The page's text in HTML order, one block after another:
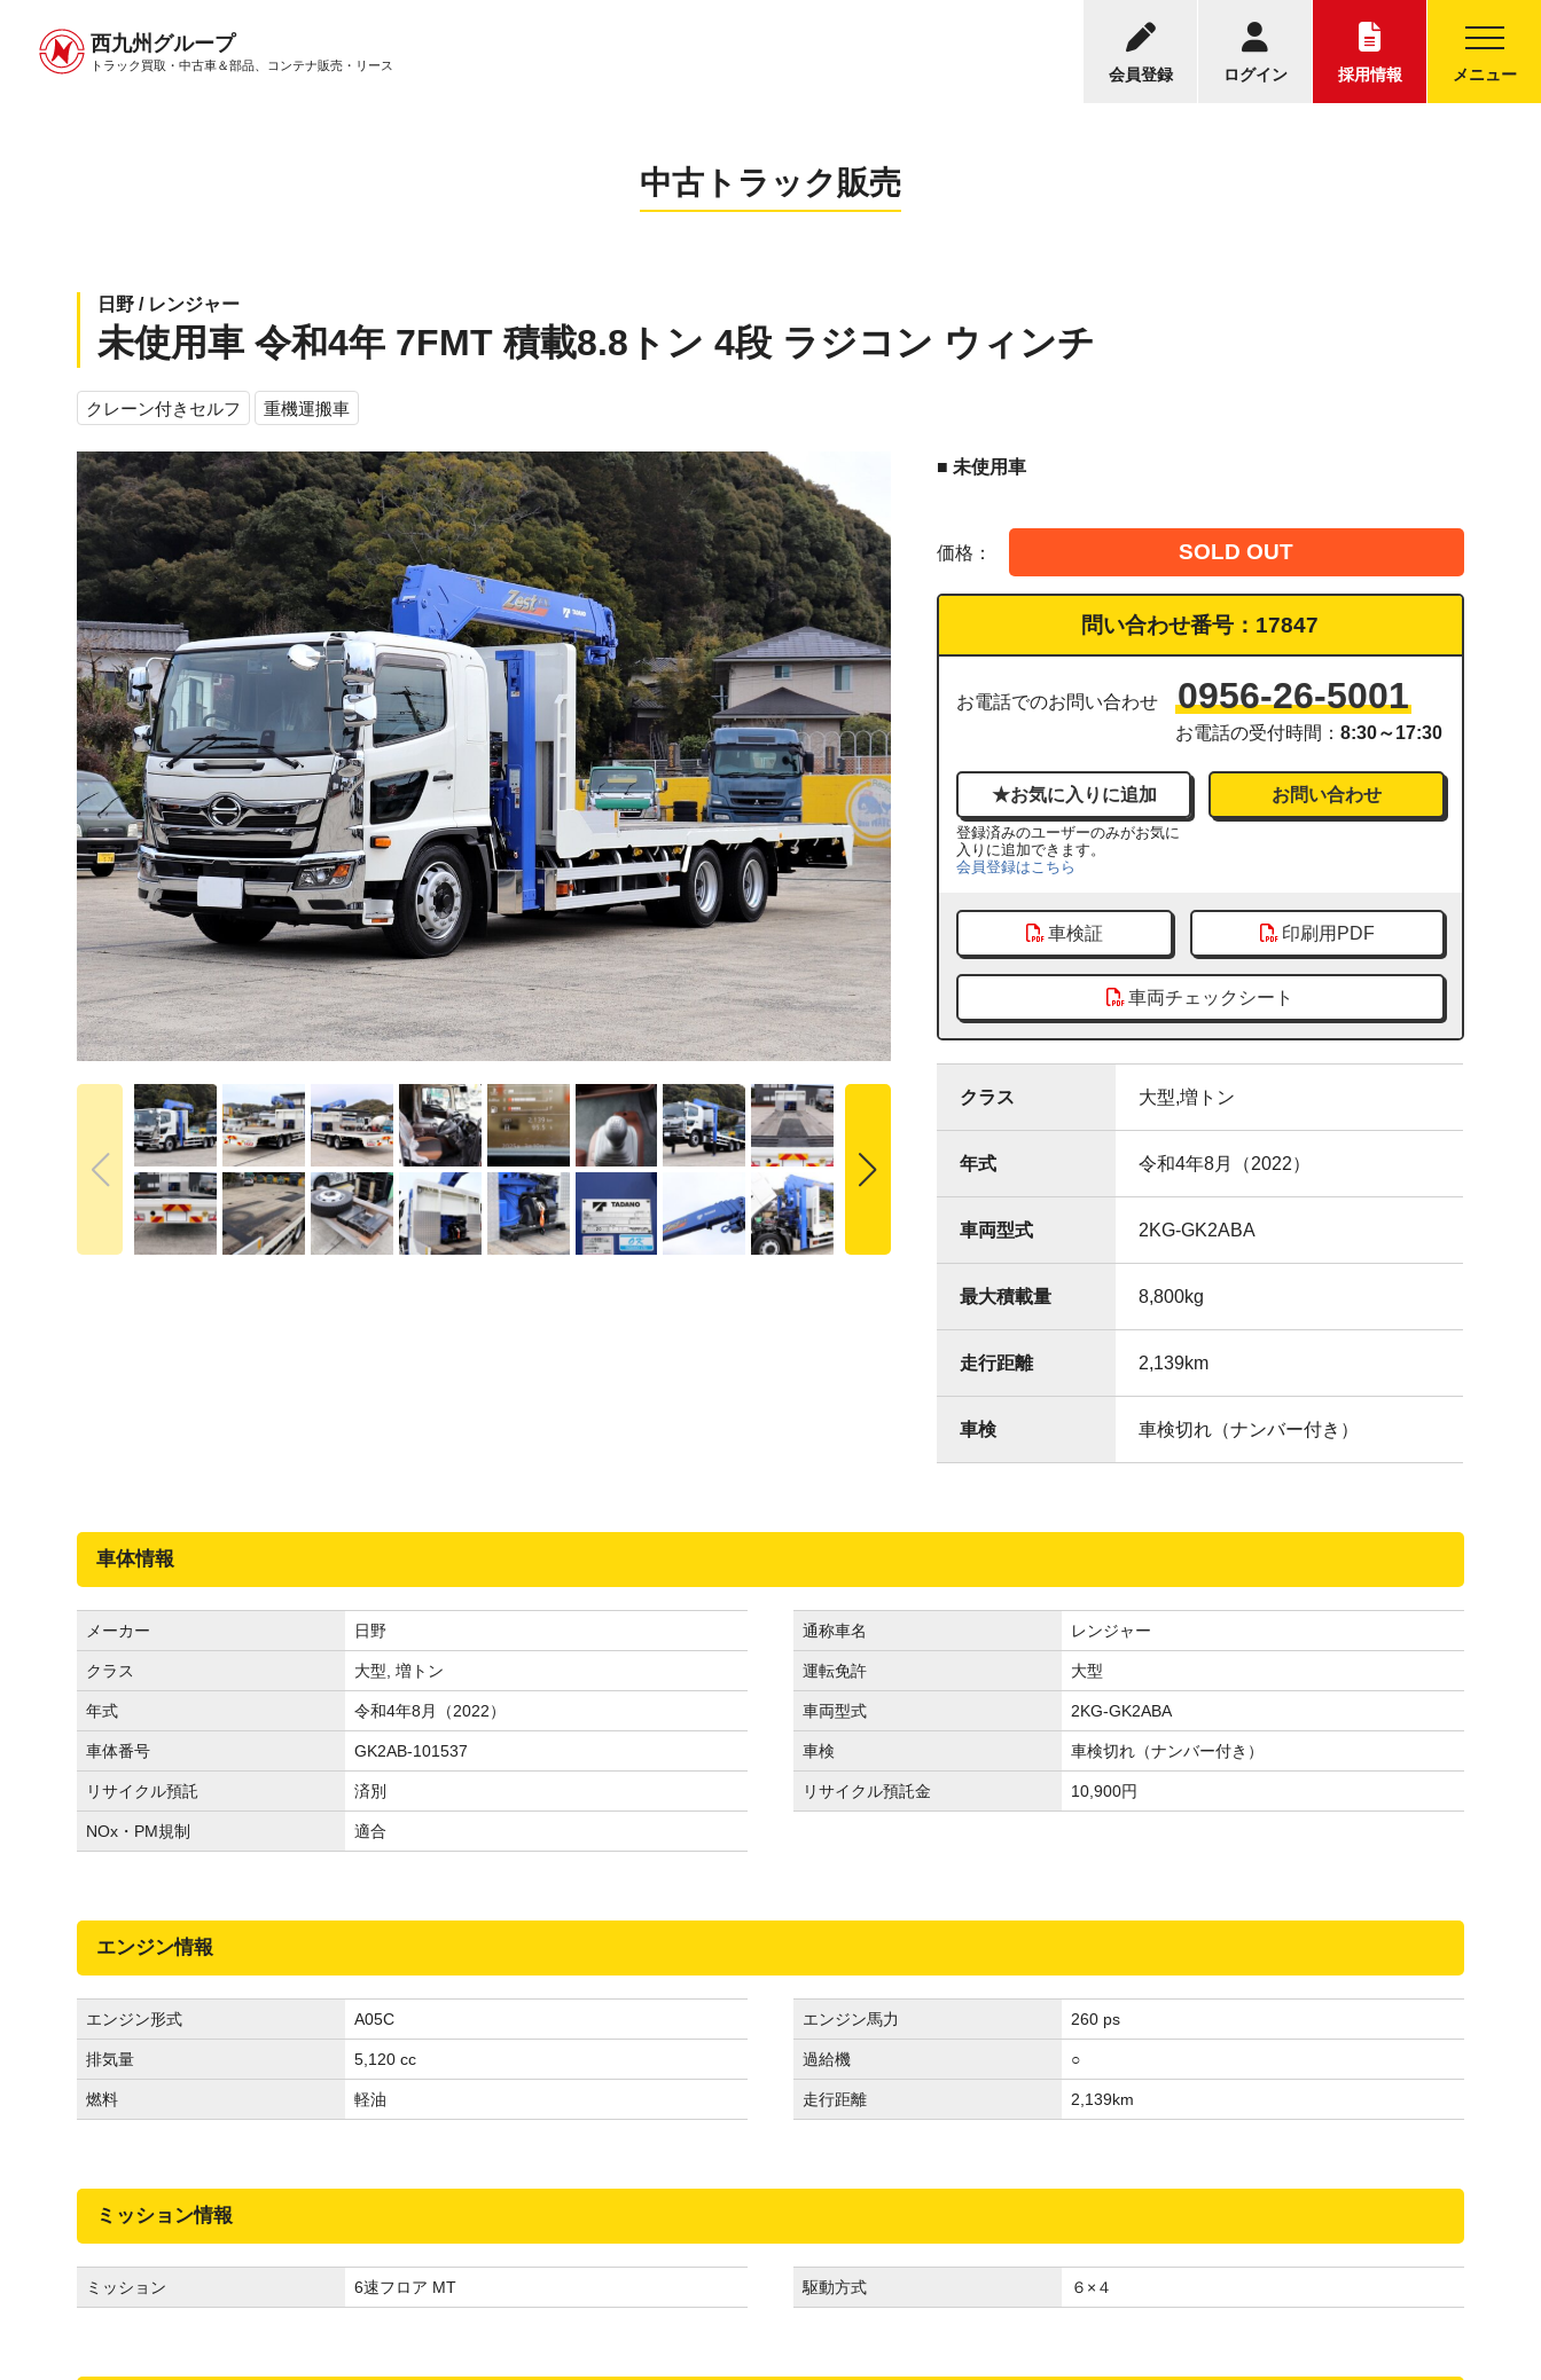
西九州グループ
トラック買取・中古車＆部品、 コンテナ販売・リース 会員登録 ログイン 採用情報 メニュー
中古トラック販売トップ
お電話の受付時間：8:30～17:30
中古トラックについてのお問い合わせ
中古トラック販売
日野 / レンジャー
未使用車 令和4年 7FMT 積載8.8トン 4段 ラジコン ウィンチ
クレーン付きセルフ 重機運搬車
■ 未使用車
価格： SOLD OUT
問い合わせ番号： 17847
お電話でのお問い合わせ 0956-26-5001
お電話の受付時間： 8:30～17:30
登録済みのユーザーのみがお気に
入りに追加できます。
会員登録はこちら
お問い合わせ
車検証 印刷用PDF
車両チェックシート
クラス 大型,増トン
年式 令和4年8月（2022）
車両型式 2KG-GK2ABA
最大積載量 8,800kg
走行距離 2,139km
車検 車検切れ（ナンバー付き）
車体情報
メーカー 日野 通称車名 レンジャー
クラス 大型, 増トン 運転免許 大型
年式 令和4年8月（2022） 車両型式 2KG-GK2ABA
車体番号 GK2AB-101537 車検 車検切れ（ナンバー付き）
リサイクル預託 済別 リサイクル預託金 10,900円
NOx・PM規制 適合
エンジン情報
エンジン形式 A05C エンジン馬力 260 ps
排気量 5,120 cc 過給機 ○
燃料 軽油 走行距離 2,139km
ミッション情報
ミッション 6速フロア MT 駆動方式 ６×４